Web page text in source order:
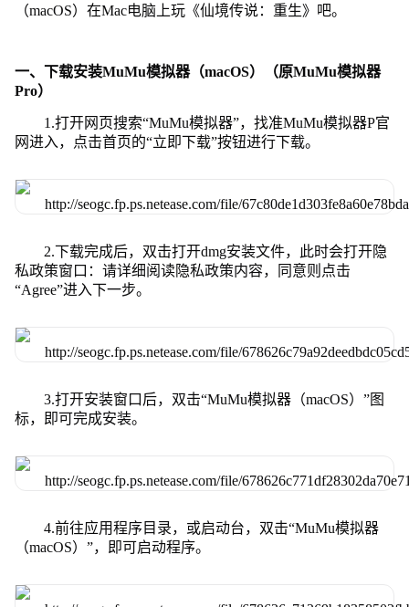
（macOS）在Mac电脑上玩《仙境传说：重生》吧。
一、下载安装MuMu模拟器（macOS）（原MuMu模拟器
Pro）
1.打开网页搜索“MuMu模拟器”，找准MuMu模拟器P官
网进入，点击首页的“立即下载”按钮进行下载。
2.下载完成后，双击打开dmg安装文件，此时会打开隐
私政策窗口：请详细阅读隐私政策内容，同意则点击
“Agree”进入下一步。
3.打开安装窗口后，双击“MuMu模拟器（macOS）”图
标，即可完成安装。
4.前往应用程序目录，或启动台，双击“MuMu模拟器
（macOS）”，即可启动程序。